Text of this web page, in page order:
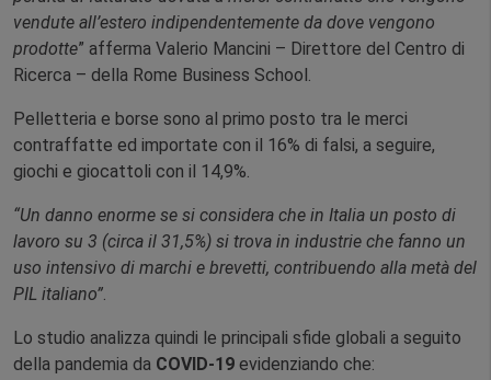
vendute all’estero indipendentemente da dove vengono
prodotte” afferma Valerio Mancini – Direttore del Centro di
Ricerca – della Rome Business School.
Pelletteria e borse sono al primo posto tra le merci
contraffatte ed importate con il 16% di falsi, a seguire,
giochi e giocattoli con il 14,9%.
“Un danno enorme se si considera che in Italia un posto di
lavoro su 3 (circa il 31,5%) si trova in industrie che fanno un
uso intensivo di marchi e brevetti, contribuendo alla metà del
PIL italiano”
Lo studio analizza quindi le principali sfide globali a seguito
della pandemia da COVID-19 evidenziando che: